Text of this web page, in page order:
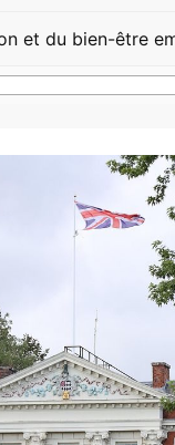
et du bien-être
les salariés
et implication